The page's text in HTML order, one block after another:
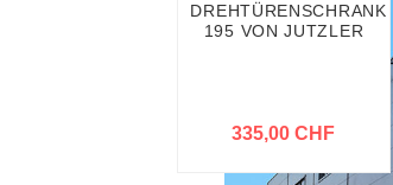
DREHTÜRENSCHRANK
195 VON JUTZLER
335,00 CHF